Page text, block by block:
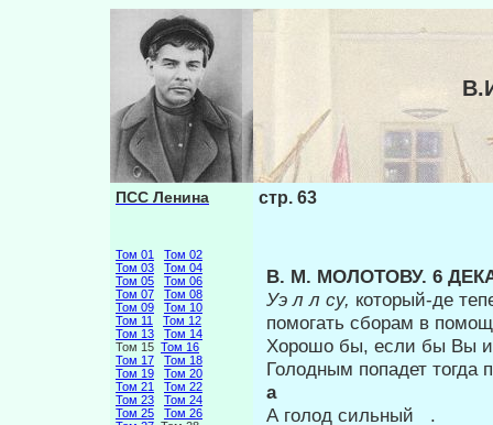
ПСС Ленина
Том 01
Том 02
Том 03
Том 04
Том 05
Том 06
Том 07
Том 08
Том 09
Том 10
Том 11
Том 12
Том 13
Том 14
Том 15 Том 16
Том 17
Том 18
Том 19
Том 20
Том 21
Том 22
Том 23
Том 24
Том 25
Том 26
стр. 63
Β. Μ. МОЛОТОВУ. 6
Уэ л л су, который-де
помогать сбо­рам в
Хорошо бы, если бы Вы
Голодным попадет тогда
а
А голод сильный .